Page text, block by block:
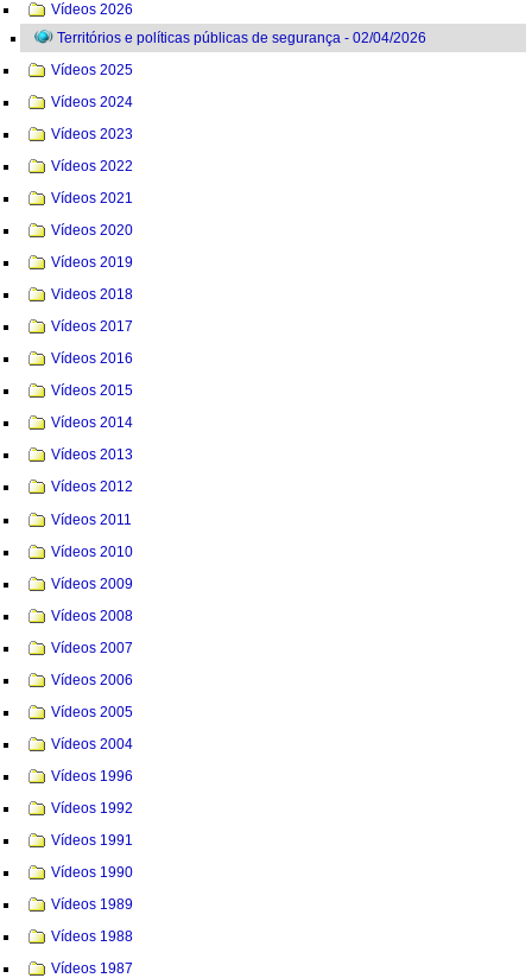
Vídeos 2026
Territórios e políticas públicas de segurança - 02/04/2026
Vídeos 2025
Vídeos 2024
Vídeos 2023
Vídeos 2022
Vídeos 2021
Vídeos 2020
Vídeos 2019
Videos 2018
Vídeos 2017
Vídeos 2016
Vídeos 2015
Vídeos 2014
Vídeos 2013
Vídeos 2012
Vídeos 2011
Vídeos 2010
Vídeos 2009
Vídeos 2008
Vídeos 2007
Vídeos 2006
Vídeos 2005
Vídeos 2004
Vídeos 1996
Vídeos 1992
Vídeos 1991
Vídeos 1990
Vídeos 1989
Vídeos 1988
Vídeos 1987